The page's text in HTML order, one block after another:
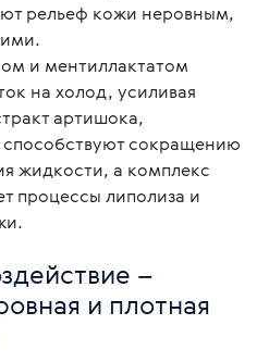
рельеф кожи неровным,
и ментиллактатом
на холод, усиливая
артишока,
сокращению
жидкости, а комплекс
процессы липолиза и
–
и плотная